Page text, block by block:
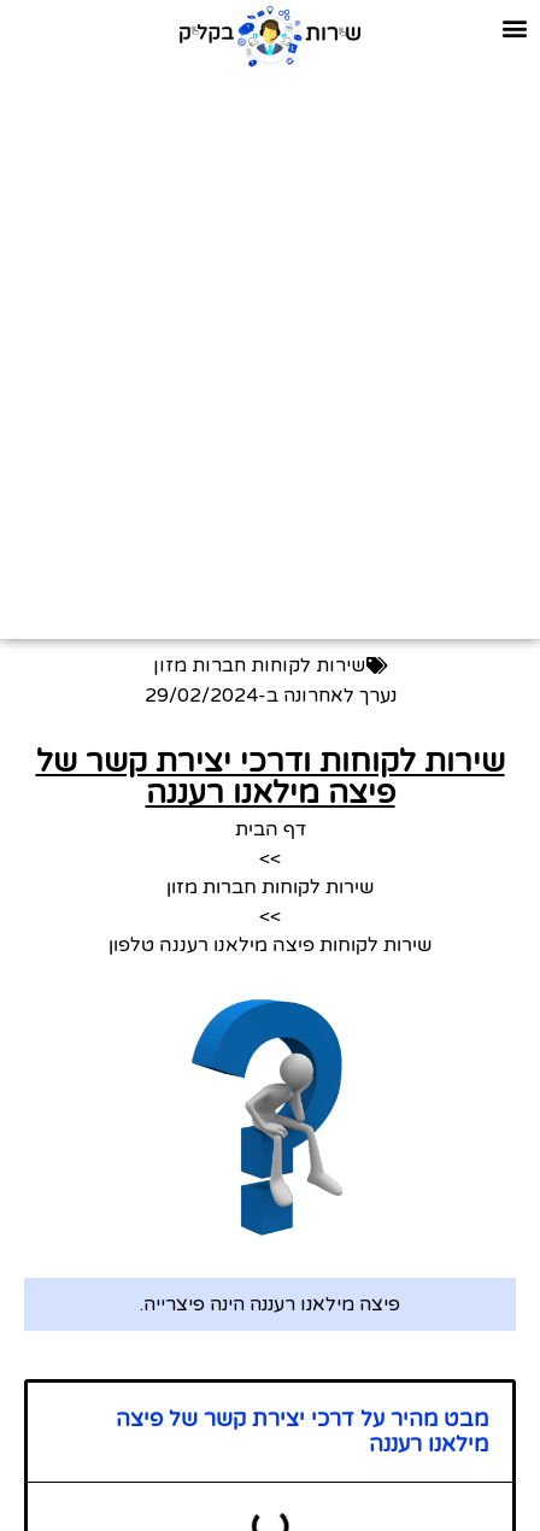
שירות לקוחות חברות מזון
נערך לאחרונה ב-29/02/2024
שירות לקוחות ודרכי יצירת קשר של
פיצה מילאנו רעננה
דף הבית
>>
שירות לקוחות חברות מזון
>>
שירות לקוחות פיצה מילאנו רעננה טלפון
פיצה מילאנו רעננה הינה פיצרייה.
מבט מהיר על דרכי יצירת קשר של פיצה
מילאנו רעננה